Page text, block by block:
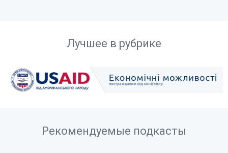
Лучшее в рубрике
Рекомендуемые подкасты